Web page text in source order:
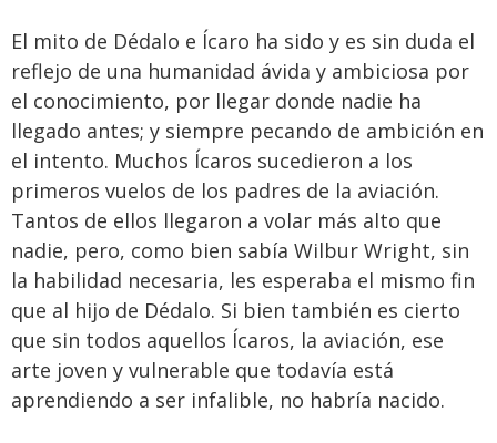
El mito de Dédalo e Ícaro ha sido y es sin duda el
reflejo de una humanidad ávida y ambiciosa por
el conocimiento, por llegar donde nadie ha
llegado antes; y siempre pecando de ambición en
el intento. Muchos Ícaros sucedieron a los
primeros vuelos de los padres de la aviación.
Tantos de ellos llegaron a volar más alto que
nadie, pero, como bien sabía Wilbur Wright, sin
la habilidad necesaria, les esperaba el mismo fin
que al hijo de Dédalo. Si bien también es cierto
que sin todos aquellos Ícaros, la aviación, ese
arte joven y vulnerable que todavía está
aprendiendo a ser infalible, no habría nacido.